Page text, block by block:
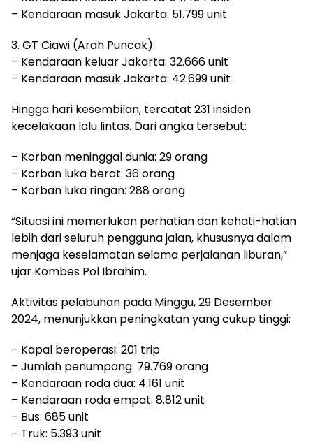
– Kendaraan masuk Jakarta: 51.799 unit
3. GT Ciawi (Arah Puncak):
– Kendaraan keluar Jakarta: 32.666 unit
– Kendaraan masuk Jakarta: 42.699 unit
Hingga hari kesembilan, tercatat 231 insiden
kecelakaan lalu lintas. Dari angka tersebut:
– Korban meninggal dunia: 29 orang
– Korban luka berat: 36 orang
– Korban luka ringan: 288 orang
“Situasi ini memerlukan perhatian dan kehati-hatian
lebih dari seluruh pengguna jalan, khususnya dalam
menjaga keselamatan selama perjalanan liburan,”
ujar Kombes Pol Ibrahim.
Aktivitas pelabuhan pada Minggu, 29 Desember
2024, menunjukkan peningkatan yang cukup tinggi:
– Kapal beroperasi: 201 trip
– Jumlah penumpang: 79.769 orang
– Kendaraan roda dua: 4.161 unit
– Kendaraan roda empat: 8.812 unit
– Bus: 685 unit
– Truk: 5.393 unit